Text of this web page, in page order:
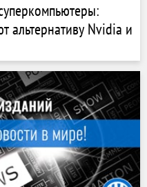
альтернативу Nvidia и